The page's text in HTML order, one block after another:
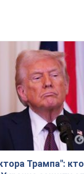
Трампа":